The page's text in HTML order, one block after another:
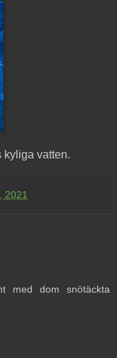
kyliga vatten.
2021
med dom snötäckta